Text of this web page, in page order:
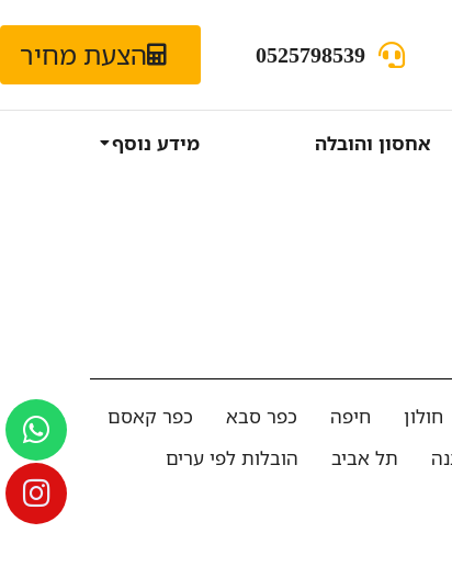
0525798539 הצעת מחיר
אחסון והובלה מידע נוסף
חולון חיפה כפר סבא
כפר קאסם
תל אביב הובלות לפי ערים